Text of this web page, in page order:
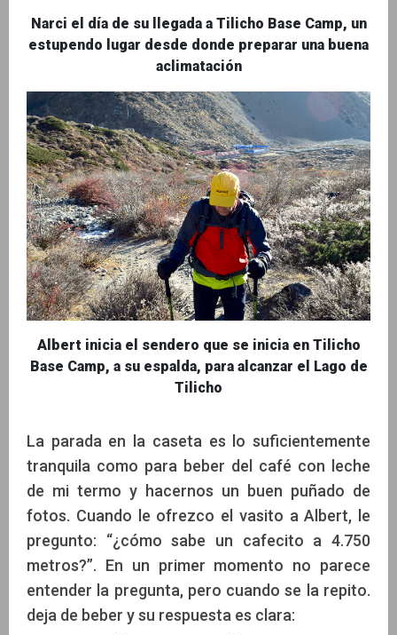
Narci el día de su llegada a Tilicho Base Camp, un
estupendo lugar desde donde preparar una buena
aclimatación
Albert inicia el sendero que se inicia en Tilicho
Base Camp, a su espalda, para alcanzar el Lago de
Tilicho
La parada en la caseta es lo suficientemente
tranquila como para beber del café con leche
de mi termo y hacernos un buen puñado de
fotos. Cuando le ofrezco el vasito a Albert, le
pregunto: “¿cómo sabe un cafecito a 4.750
metros?”. En un primer momento no parece
entender la pregunta, pero cuando se la repito.
deja de beber y su respuesta es clara: